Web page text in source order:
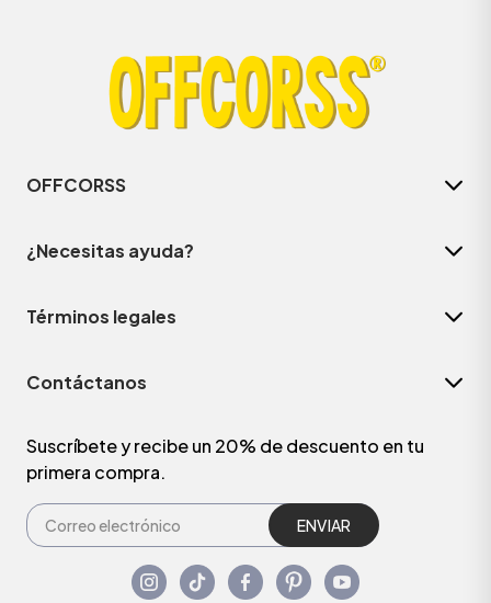
OFFCORSS
¿Necesitas ayuda?
Términos legales
Contáctanos
Suscríbete y recibe un 20% de descuento en tu
primera compra.
ENVIAR